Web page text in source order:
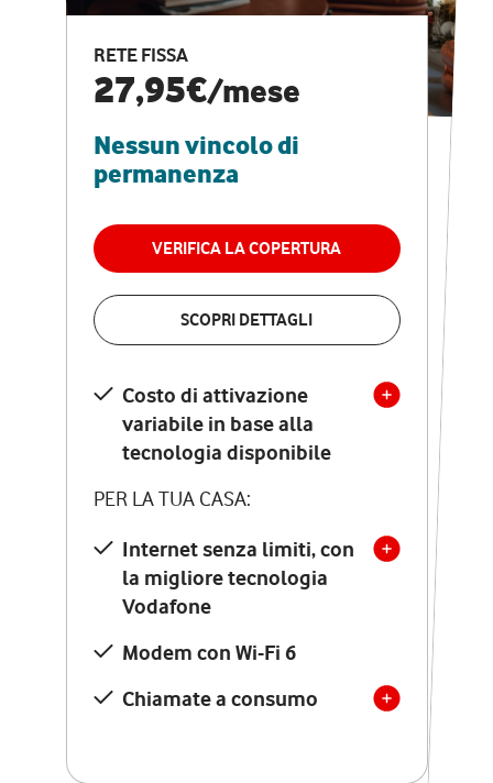
RETE FISSA
27,95€/mese
Nessun vincolo di
permanenza
VERIFICA LA COPERTURA
SCOPRI DETTAGLI
Costo di attivazione
variabile in base alla
tecnologia disponibile
PER LA TUA CASA:
Internet senza limiti, con
la migliore tecnologia
Vodafone
Modem con Wi-Fi 6
Chiamate a consumo
CASA PRO
Internet veloce e
vantaggi speciali
RETE FISSA + VODAFONE CLUB
29,95€
permanenza
VERIFICA LA COPERTURA
Costo di attivazione
variabile in base alla
tecnologia disponibile
PER LA TUA CASA:
Internet senza limiti, con
la migliore tecnologia
Vodafone
Modem Seven con Wi-Fi 7
Chiamate illimitate verso
numeri fissi e mobili
nazionali